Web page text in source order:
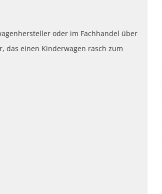
oder im Fachhandel über
das einen Kinderwagen rasch zum